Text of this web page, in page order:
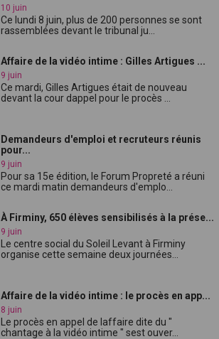
10 juin
Ce lundi 8 juin, plus de 200 personnes se sont
rassemblées devant le tribunal ju...
Affaire de la vidéo intime : Gilles Artigues ...
9 juin
Ce mardi, Gilles Artigues était de nouveau
devant la cour dappel pour le procès ...
Demandeurs d'emploi et recruteurs réunis
pour...
9 juin
Pour sa 15e édition, le Forum Propreté a réuni
ce mardi matin demandeurs d'emplo...
À Firminy, 650 élèves sensibilisés à la prése...
9 juin
Le centre social du Soleil Levant à Firminy
organise cette semaine deux journées...
Affaire de la vidéo intime : le procès en app...
8 juin
Le procès en appel de laffaire dite du "
chantage à la vidéo intime " sest ouver...